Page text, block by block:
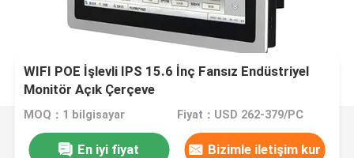
WIFI POE İşlevli IPS 15.6 İnç Fansız Endüstriyel
Monitör Açık Çerçeve
MOQ：1 bilgisayar Fiyat：USD 262-379/PC
En iyi fiyat Bizimle iletişim kur